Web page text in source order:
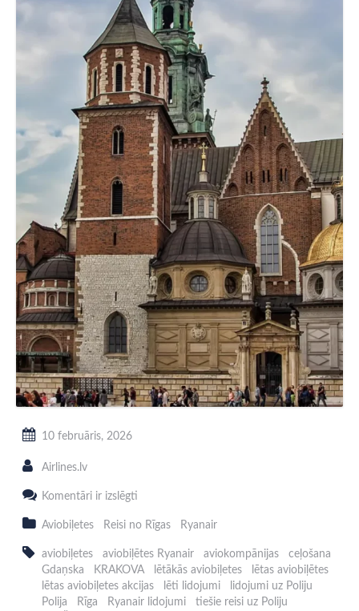
10 februāris, 2026
Airlines.lv
Komentāri ir izslēgti
uz
Poliju
Aviobiļetes Reisi no Rīgas Ryanair
aviobiļetes aviobiļētes Ryanair aviokompānijas
ceļošana
Gdaņska
KRAKOVA lētākās aviobiļetes
lētas aviobiļētes
lētas aviobiļetes akcijas
lēti lidojumi
lidojumi uz Poliju
Polija
Rīga Ryanair lidojumi tiešie reisi uz Poliju